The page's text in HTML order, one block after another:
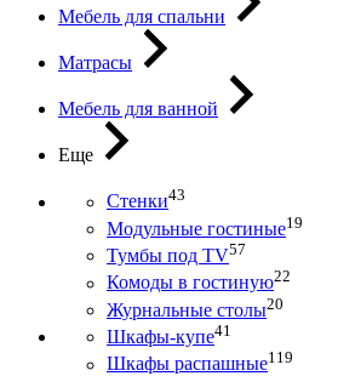
Мебель для спальни
Матрасы
Мебель для ванной
Еще
Стенки43
Модульные гостиные19
Тумбы под ТV57
Комоды в гостиную22
Журнальные столы20
Шкафы-купе41
Шкафы распашные119